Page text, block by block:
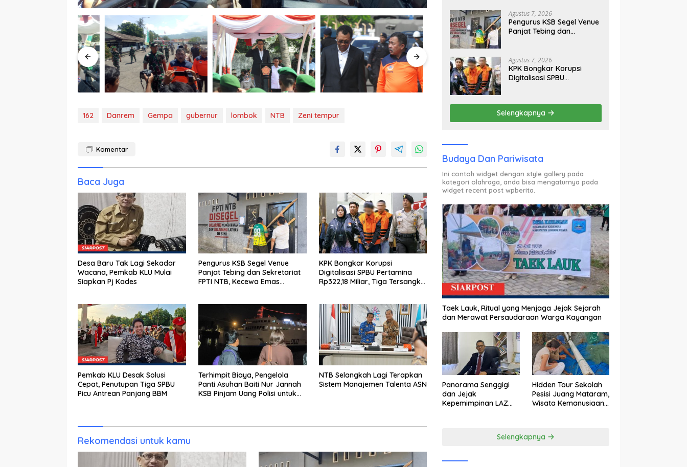
162 Danrem Gempa gubernur lombok NTB Zeni tempur
Komentar
Baca Juga
Desa Baru Tak Lagi Sekadar
Wacana, Pemkab KLU Mulai
Siapkan Pj Kades
Pengurus KSB Segel Venue
Panjat Tebing dan Sekretariat
FPTI NTB, Kecewa Emas
KPK Bongkar Korupsi
Digitalisasi SPBU Pertamina
Rp322,18 Miliar, Tiga Tersangka
Pemkab KLU Desak Solusi
Cepat, Penutupan Tiga SPBU
Picu Antrean Panjang BBM
Terhimpit Biaya, Pengelola
Panti Asuhan Baiti Nur Jannah
KSB Pinjam Uang Polisi untuk
NTB Selangkah Lagi Terapkan
Sistem Manajemen Talenta ASN
Rekomendasi untuk kamu
Agustus 7, 2026
Pengurus KSB Segel Venue
Panjat Tebing dan
Beralih Ke Dompu
Agustus 7, 2026
KPK Bongkar Korupsi
Digitalisasi SPBU
Selengkapnya
Budaya Dan Pariwisata
Ini contoh widget dengan style gallery pada
kategori olahraga, anda bisa mengaturnya pada
widget recent post wpberita.
Taek Lauk, Ritual yang Menjaga Jejak Sejarah
dan Merawat Persaudaraan Warga Kayangan
Panorama Senggigi
dan Jejak
Kepemimpinan LAZ
Hidden Tour Sekolah
Pesisi Juang Mataram,
Wisata Kemanusiaan
Selengkapnya